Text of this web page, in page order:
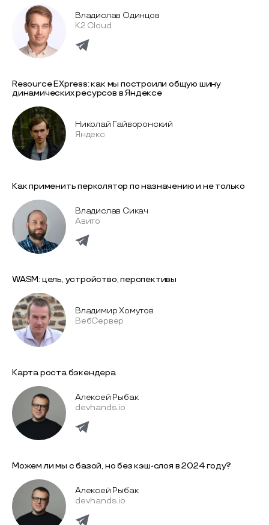
Владислав Одинцов
K2 Cloud
Resource EXpress: как мы построили общую шину
динамических ресурсов в Яндексе
Николай Гайворонский
Яндекс
Как применить перколятор по назначению и не только
Владислав Сикач
Авито
WASM: цель, устройство, перспективы
Владимир Хомутов
ВебСервер
Карта роста бэкендера
Алексей Рыбак
devhands.io
Можем ли мы с базой, но без кэш-слоя в 2024 году?
Алексей Рыбак
devhands.io